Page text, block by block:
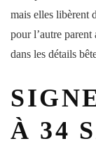
mais elles libèrent
pour l’autre parent
dans les détails
À 34